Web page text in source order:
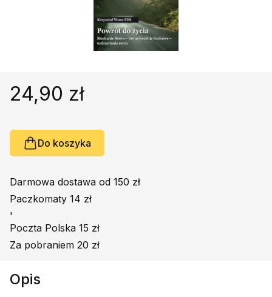
Podręczniki szkolne
24,90 zł
Do koszyka
Darmowa dostawa od 150 zł
Paczkomaty 14 zł
'
Poczta Polska 15 zł
Za pobraniem 20 zł
Opis